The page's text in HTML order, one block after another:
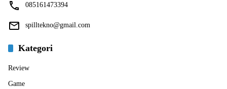
085161473394
spilltekno@gmail.com
Kategori
Review
Game